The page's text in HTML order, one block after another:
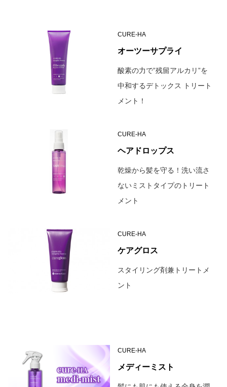
CURE-HA
オーツーサプライ
酸素の力で”残留アルカリ”を
中和するデトックス トリート
メント！
CURE-HA
ヘアドロップス
乾燥から髪を守る！洗い流さ
ないミストタイプのトリート
メント
CURE-HA
ケアグロス
スタイリング剤兼トリートメ
ント
CURE-HA
メディーミスト